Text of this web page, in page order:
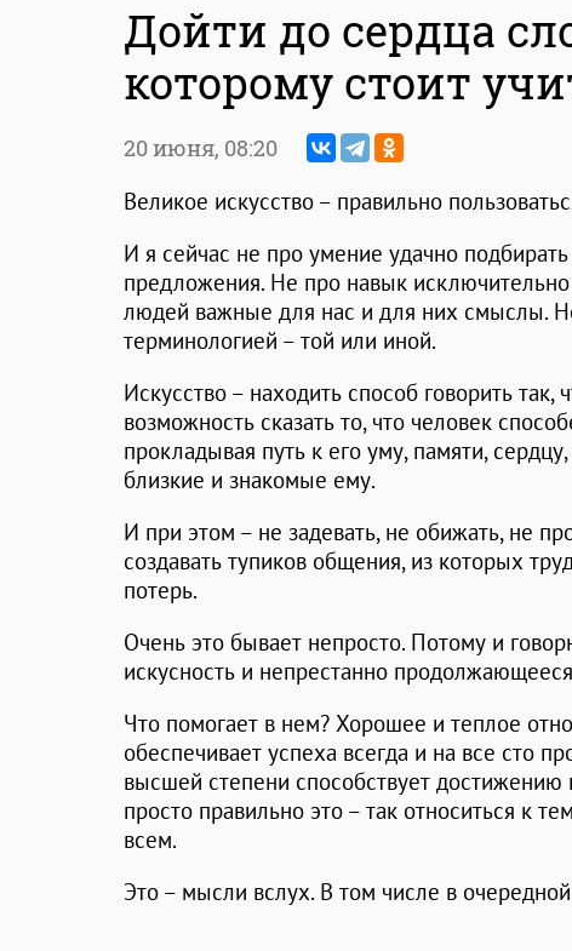
Дойти до сердца
которому стоит
20 июня, 08:20
Великое искусство – правильно
И я сейчас не про умение удачно
предложения. Не про навык исключительно
людей важные для нас и для них смыслы.
терминологией – той или иной.
Искусство – находить способ говорить
возможность сказать то, что человек
прокладывая путь к его уму, памяти,
близкие и знакомые ему.
И при этом – не задевать, не обижать, не
создавать тупиков общения, из которых
потерь.
Очень это бывает непросто. Потому и
искусность и непрестанно
Что помогает в нем? Хорошее и теплое
обеспечивает успеха всегда и на все сто
высшей степени способствует достижению
просто правильно это – так относиться к
всем.
Это – мысли вслух. В том числе в